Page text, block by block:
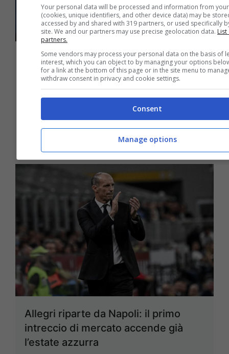
Milan-Allegri: rischio braccio di
ferro. C’è il nodo buonuscita, cosa
sta succedendo
Allegri riparte da Napoli: il primo
intreccio di mercato accende già
l’estate azzurra
Your personal data will be processed and information from
(cookies, unique identifiers, and other device data) may be
accessed by and shared with 319 partners, or used specifically
site. We and our partners may use precise geolocation data. List
partners.
Some vendors may process your personal data on the basis of
interest, which you can object to by managing your options
for a link at the bottom of this page or in the site menu to
withdraw consent in privacy and cookie settings.
Consent
Manage options